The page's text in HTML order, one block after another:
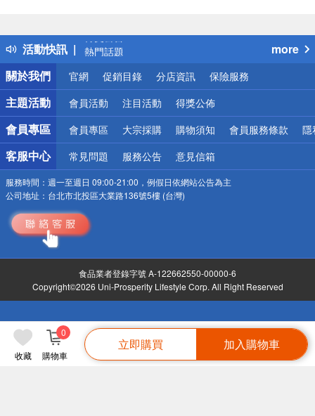
收藏 購物車
0
立即購買 加入購物車
活動快訊
得獎公告
熱門話題
銀行優惠
偏遠地區配送
詐騙網頁！請小心！
more
關於我們
官網 促銷目錄 分店資訊 保險服務
主題活動 會員活動 注目活動 得獎公佈
會員專區 會員專區 大宗採購 購物須知 會員服務條款 隱
客服中心 常見問題 服務公告 意見信箱
服務時間： 週一至週日 09:00-21:00，例假日依網站公告為主
公司地址： 台北市北投區大業路136號5樓 (台灣)
食品業者登錄字號 A-122662550-00000-6
Copyright©2026 Uni-Prosperity Lifestyle Corp. All Right Reserved